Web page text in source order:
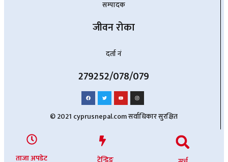
सम्पादक
जीवन रोका
दर्ता नं
279252/078/079
© 2021 cyprusnepal.com सर्वाधिकार सुरक्षित
ताजा अपडेट